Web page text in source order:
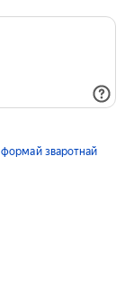
формай зваротнай